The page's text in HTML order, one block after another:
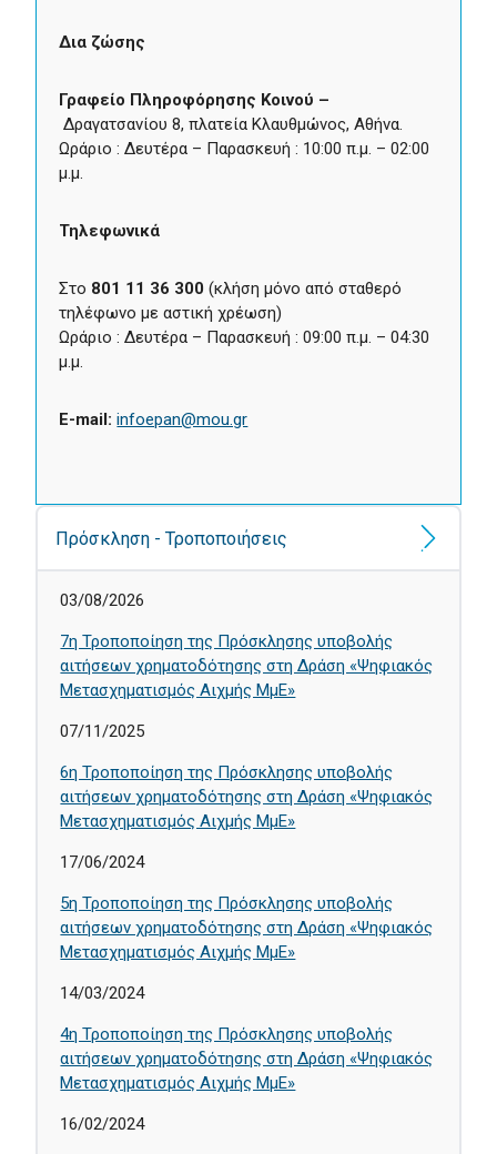
Δια ζώσης
Γραφείο Πληροφόρησης Κοινού –
Δραγατσανίου 8, πλατεία Κλαυθμώνος, Αθήνα.
Ωράριο : Δευτέρα – Παρασκευή : 10:00 π.μ. – 02:00
μ.μ.
Τηλεφωνικά
Στο 801 11 36 300 (κλήση μόνο από σταθερό
τηλέφωνο με αστική χρέωση)
Ωράριο : Δευτέρα – Παρασκευή : 09:00 π.μ. – 04:30
μ.μ.
E-mail:infoepan@mou.gr
Πρόσκληση - Τροποποιήσεις
03/08/2026
7η Τροποποίηση της Πρόσκλησης υποβολής
αιτήσεων χρηματοδότησης στη Δράση «Ψηφιακός
Μετασχηματισμός Αιχμής ΜμΕ»
07/11/2025
6η Τροποποίηση της Πρόσκλησης υποβολής
αιτήσεων χρηματοδότησης στη Δράση «Ψηφιακός
Μετασχηματισμός Αιχμής ΜμΕ»
17/06/2024
5η Τροποποίηση της Πρόσκλησης υποβολής
αιτήσεων χρηματοδότησης στη Δράση «Ψηφιακός
Μετασχηματισμός Αιχμής ΜμΕ»
14/03/2024
4η Τροποποίηση της Πρόσκλησης υποβολής
αιτήσεων χρηματοδότησης στη Δράση «Ψηφιακός
Μετασχηματισμός Αιχμής ΜμΕ»
16/02/2024